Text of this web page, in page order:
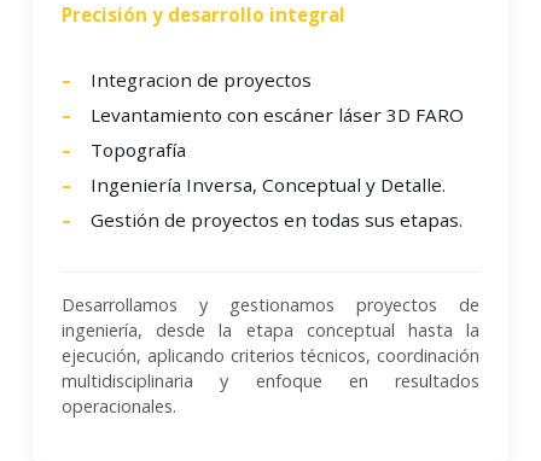
Precisión y desarrollo integral
Integracion de proyectos
Levantamiento con escáner láser 3D FARO
Topografía
Ingeniería Inversa, Conceptual y Detalle.
Gestión de proyectos en todas sus etapas.
Desarrollamos y gestionamos proyectos de
ingeniería, desde la etapa conceptual hasta la
ejecución, aplicando criterios técnicos, coordinación
multidisciplinaria y enfoque en resultados
operacionales.